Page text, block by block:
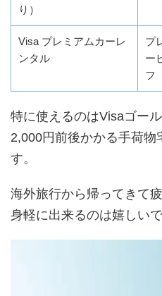
り）
Visa プレミアムカーレ
ンタル
プ
ー
フ
特に使えるのはVisaゴー
2,000円前後かかる手荷物
す。
海外旅行から帰ってきて
身軽に出来るのは嬉しいで